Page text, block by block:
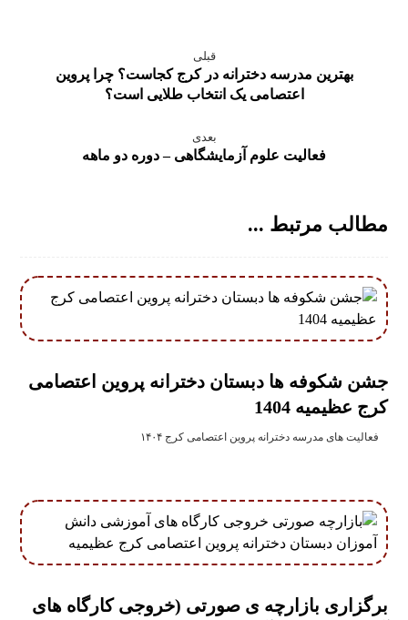
قبلی
بهترین مدرسه دخترانه در کرج کجاست؟ چرا پروین
اعتصامی یک انتخاب طلایی است؟
بعدی
فعالیت علوم آزمایشگاهی – دوره دو ماهه
مطالب مرتبط ...
جشن شکوفه ها دبستان دخترانه پروین اعتصامی
کرج عظیمیه 1404
فعالیت های مدرسه دخترانه پروین اعتصامی کرج ۱۴۰۴
برگزاری بازارچه ی صورتی (خروجی کارگاه های